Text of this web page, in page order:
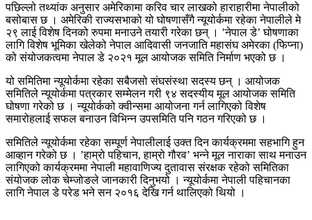
पछिल्लो तथ्यांक अनुसार अमेरिकामा करिव चार लाखको हाराहारीमा नेपालीको
बसोबास छ । अमेरिकी राज्यसभाको यो घोषणासँगै न्यूयोर्कमा रहेका नेपालीले मे
२९ लाई विशेष दिनको रुपमा मनाउने तयारी गरेका छन् । ’नेपाल डे’ घोषणाका
लागि विशेष भूमिका खेलेको नेपाल आदिवासी जनजाति महासंघ अमेरका (फिप्ना)
को संयोजकत्वमा नेपाल डे २०२१ मूल आयोजक समिति निर्माण भएको छ ।
यो समितिमा न्यूयोर्कमा रहेका सबैजसो संघसंस्था सदस्य छन् । आयोजक
समितिले न्यूयोर्कमा पत्रकार सम्मेलन गरी ९४ सदस्यीय मूल आयोजक समिति
घोषणा गरेको छ । न्यूयोर्कको क्वीन्समा आयोजना गर्न लागिएको विशेष
समारोहलाई सफल बनाउन विभिन्न उपसमिति पनि गठन गरिएको छ ।
समितिले न्यूयोर्कमा रहेका सम्पूर्ण नेपालीलाई उक्त दिन कार्यक्रममा सहभागि हुन
आव्हान गरेको छ । ’हाम्रो पहिचान, हाम्रो गौरव’ भन्ने मूल नाराका साथ मनाउन
लागिएको कार्यक्रममा नेपाली महावाणिज्य दुतावास संरक्षक रहेको समितिका
संयोजक लोक चेम्जोङले जानकारी दिनुभयो । न्यूयोर्कमा नेपाली पहिचानका
लागि नेपाल डे परेड भने सन २०१६ देखि गर्न थालिएको थियो ।